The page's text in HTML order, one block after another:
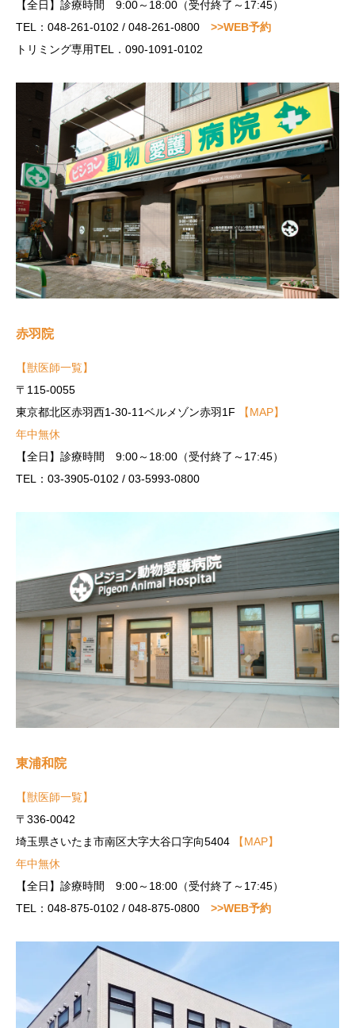
【全日】診療時間 9:00～18:00（受付終了～17:45）
TEL：048-261-0102 / 048-261-0800 >>WEB予約
トリミング専用TEL．090-1091-0102
赤羽院
【獣医師一覧】
〒115-0055
東京都北区赤羽西1-30-11ベルメゾン赤羽1F
【MAP】
年中無休
【全日】診療時間 9:00～18:00（受付終了～17:45）
TEL：03-3905-0102 / 03-5993-0800
東浦和院
【獣医師一覧】
〒336-0042
埼玉県さいたま市南区大字大谷口字向5404
【MAP】
年中無休
【全日】診療時間 9:00～18:00（受付終了～17:45）
TEL：048-875-0102 / 048-875-0800 >>WEB予約